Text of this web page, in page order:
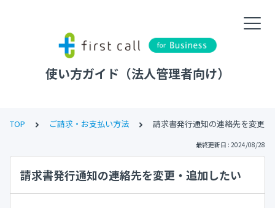
使い方ガイド（法人管理者向け）
TOP ご請求・お支払い方法 請求書発行通知の連絡先を変更
最終更新日 : 2024/08/28
請求書発行通知の連絡先を変更・追加したい